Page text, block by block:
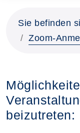
Sie befinden
Zoom-
beizutreten: